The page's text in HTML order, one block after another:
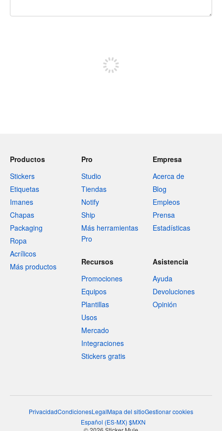
Productos
Stickers
Etiquetas
Imanes
Chapas
Packaging
Ropa
Acrílicos
Más productos
Pro
Studio
Tiendas
Notify
Ship
Más herramientas
Pro
Empresa
Acerca de
Blog
Empleos
Prensa
Estadísticas
Recursos
Promociones
Equipos
Plantillas
Usos
Mercado
Integraciones
Stickers gratis
Asistencia
Ayuda
Devoluciones
Opinión
PrivacidadCondicionesLegalMapa del sitioGestionar cookies
Español (ES-MX) $MXN